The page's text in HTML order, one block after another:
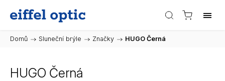
Domů / Sluneční brýle / Značky / HUGO Černá
HUGO Černá